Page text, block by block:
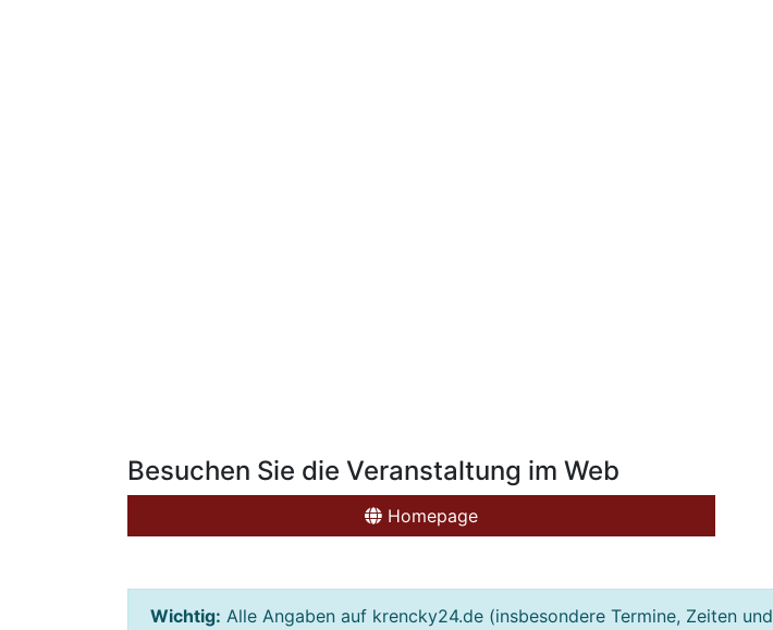
Besuchen Sie die Veranstaltung im Web
Homepage
Wichtig: Alle Angaben auf krencky24.de (insbesondere Termine, Zeiten